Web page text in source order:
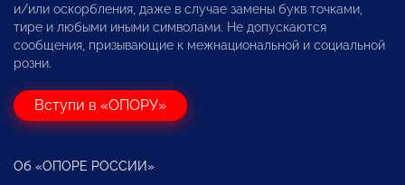
и/или оскорбления, даже в случае замены букв точками,
тире и любыми иными символами. Не допускаются
сообщения, призывающие к межнациональной и социальной
розни.
Вступи в «ОПОРУ»
Об «ОПОРЕ РОССИИ»